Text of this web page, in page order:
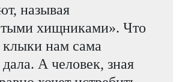
называя
хищниками». Что
нам сама
А человек, зная